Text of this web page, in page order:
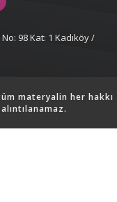
98 Kat: 1 Kadıköy /
materyalin her hakkı